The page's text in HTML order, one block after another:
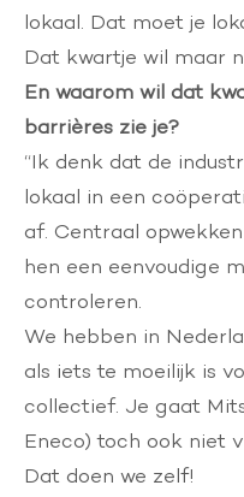
lokaal. Dat moet je
Dat kwartje wil maar
En waarom wil dat
barrières zie je?
“Ik denk dat de
lokaal in een
af. Centraal
hen een eenvoudige
controleren.
We hebben in
als iets te moeilijk is
collectief. Je gaat
Eneco) toch ook niet
Dat doen we zelf!